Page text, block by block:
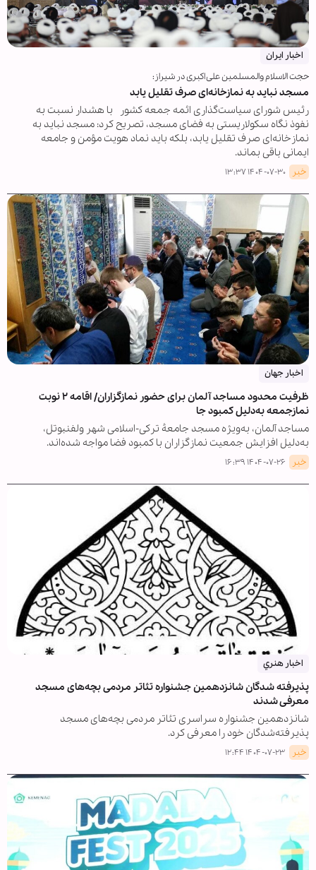
اخبار ایران
حجت الاسلام والمسلمین علی اکبری در شیراز:
مسجد نباید به نمازخانه‌ای صرف تقلیل یابد
رئیس شورای سیاست‌گذاری ائمه جمعه کشور با هشدار نسبت به
نفوذ نگاه سکولاریستی به فضای مسجد، تصریح کرد: مسجد نباید به
نمازخانه‌ای صرف تقلیل یابد، بلکه باید نماد هویت مؤمن و جامعه
ایمانی باقی بماند.
خبر ۱۴۰۴-۰۷-۳۰ ۱۳:۳۷
اخبار جهان
ظرفیت محدود مساجد آلمان برای حضور نمازگزاران/ اقامه ۲ نوبت
نمازجمعه به‌دلیل کمبود جا
مساجد آلمان، به‌ویژه مسجد جامعهٔ ترکی-اسلامی شهر ولفنبوتل،
به‌دلیل افزایش جمعیت نمازگزاران با کمبود فضا مواجه شده‌اند.
خبر ۱۴۰۴-۰۷-۲۶ ۱۶:۳۹
اخبار هنري
پذیرفته شدگان شانزدهمین جشنواره تئاتر مردمی بچه‌های مسجد
معرفی شدند
شانزدهمین جشنواره سراسری تئاتر مردمی بچه‌های مسجد
پذیرفته‌شدگان خود را معرفی کرد.
خبر ۱۴۰۴-۰۷-۲۳ ۱۲:۴۴